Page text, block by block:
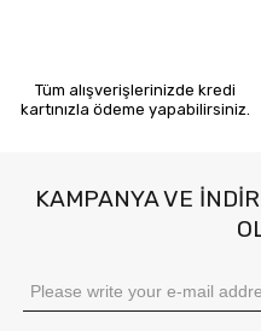
Tüm alışverişlerinizde kredi
kartınızla ödeme yapabilirsiniz.
KAMPANYA VE